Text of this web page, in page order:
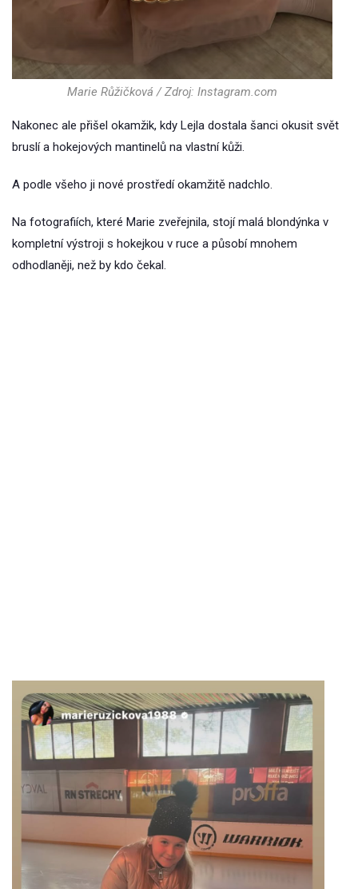
Marie Růžičková / Zdroj: Instagram.com
Nakonec ale přišel okamžik, kdy Lejla dostala šanci okusit svět
bruslí a hokejových mantinelů na vlastní kůži.
A podle všeho ji nové prostředí okamžitě nadchlo.
Na fotografiích, které Marie zveřejnila, stojí malá blondýnka v
kompletní výstroji s hokejkou v ruce a působí mnohem
odhodlaněji, než by kdo čekal.